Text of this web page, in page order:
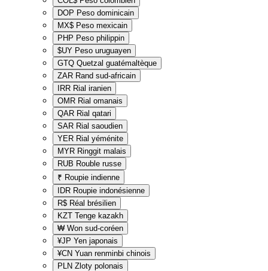
DOP Peso dominicain
MX$ Peso mexicain
PHP Peso philippin
$UY Peso uruguayen
GTQ Quetzal guatémaltèque
ZAR Rand sud-africain
IRR Rial iranien
OMR Rial omanais
QAR Rial qatari
SAR Rial saoudien
YER Rial yéménite
MYR Ringgit malais
RUB Rouble russe
₹ Roupie indienne
IDR Roupie indonésienne
R$ Réal brésilien
KZT Tenge kazakh
₩ Won sud-coréen
¥JP Yen japonais
¥CN Yuan renminbi chinois
PLN Zloty polonais